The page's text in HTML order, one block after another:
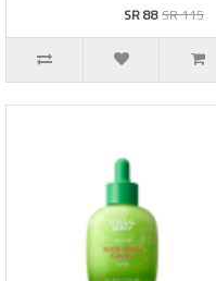
SR 88SR 115